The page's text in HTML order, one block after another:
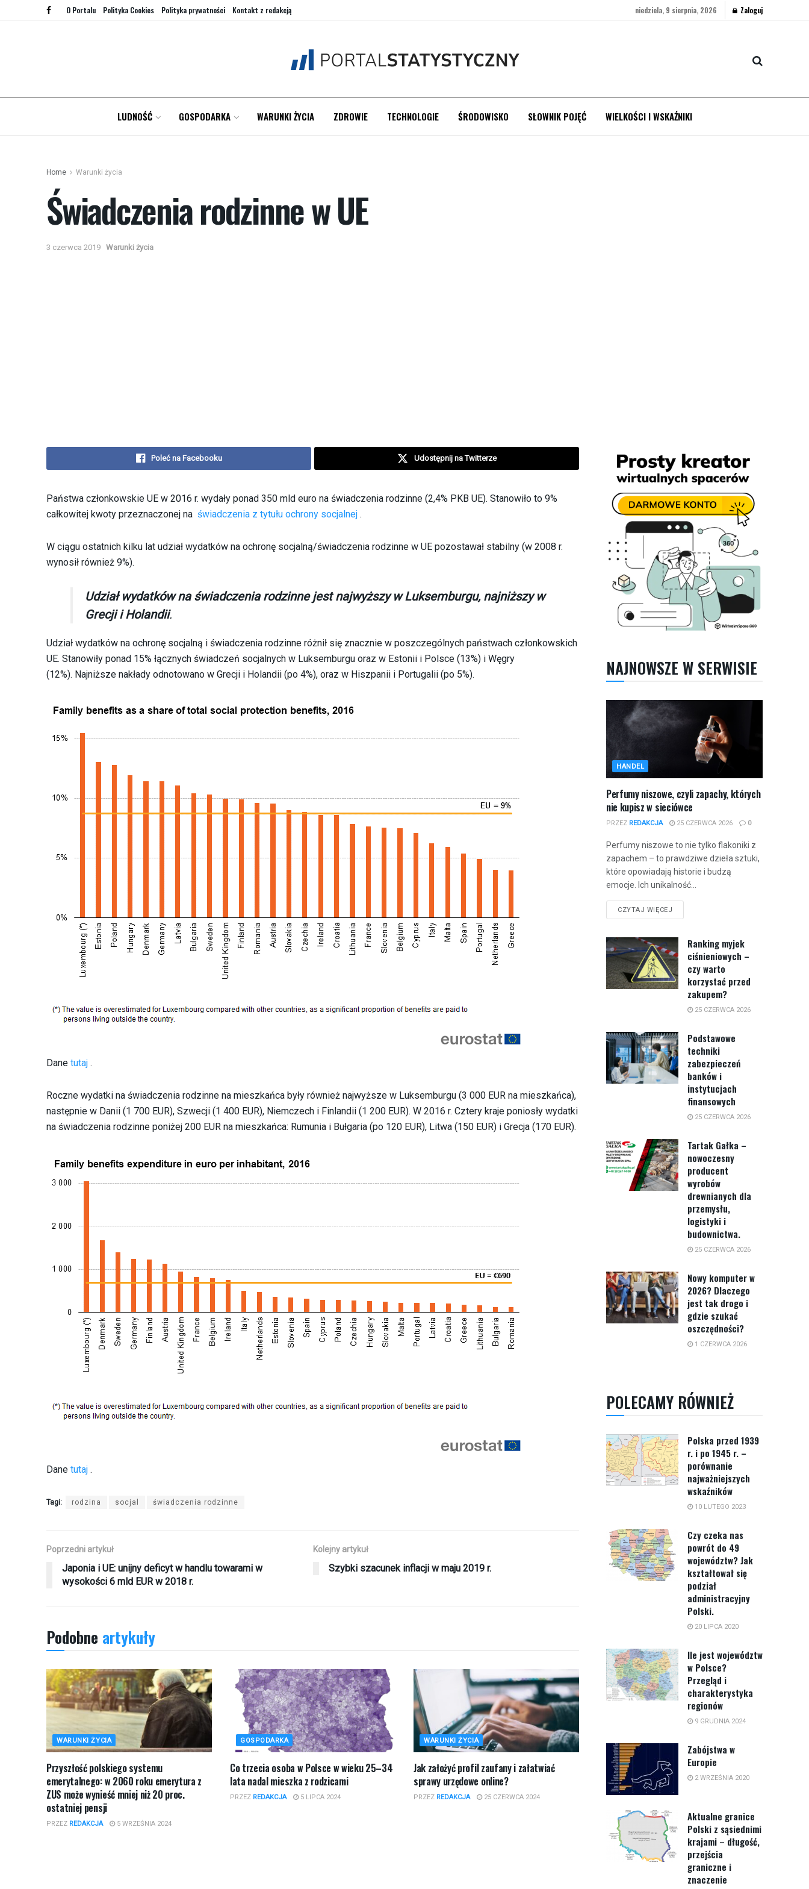
O Portalu Polityka Cookies Polityka prywatności Kontakt z redakcją niedziela, 9 sierpnia, 2026 Zaloguj
LUDNOŚĆ GOSPODARKA WARUNKI ŻYCIA ZDROWIE TECHNOLOGIE ŚRODOWISKO SŁOWNIK POJĘĆ WIELKOŚCI I WSKAŹNIKI
Home Warunki życia
Świadczenia rodzinne w UE
3 czerwca 2019 Warunki życia
Poleć na Facebooku Udostępnij na Twitterze
Państwa członkowskie UE w 2016 r. wydały ponad 350 mld euro na świadczenia rodzinne (2,4% PKB UE). Stanowiło to 9%
całkowitej kwoty przeznaczonej na świadczenia z tytułu ochrony socjalnej .
W ciągu ostatnich kilku lat udział wydatków na ochronę socjalną/świadczenia rodzinne w UE pozostawał stabilny (w 2008 r.
wynosił również 9%).
Udział wydatków na świadczenia rodzinne jestnajwyższy w Luksemburgu, najniższy w
Grecji i Holandii.
Udział wydatków na ochronę socjalną i świadczenia rodzinne różnił się znacznie w poszczególnych państwach członkowskich
UE. Stanowiły ponad 15% łącznych świadczeń socjalnych w Luksemburgu oraz w Estonii i Polsce (13%) i Węgry
(12%). Najniższe nakłady odnotowano w Grecji i Holandii (po 4%), oraz w Hiszpanii i Portugalii (po 5%).
Dane tutaj .
Roczne wydatki na świadczenia rodzinne na mieszkańca były również najwyższe w Luksemburgu (3 000 EUR na mieszkańca),
następnie w Danii (1 700 EUR), Szwecji (1 400 EUR), Niemczech i Finlandii (1 200 EUR). W 2016 r. Cztery kraje poniosły wydatki
na świadczenia rodzinne poniżej 200 EUR na mieszkańca: Rumunia i Bułgaria (po 120 EUR), Litwa (150 EUR) i Grecja (170 EUR).
Dane tutaj .
Tagi: rodzina socjal świadczenia rodzinne
Poprzedni artykuł
Japonia i UE: unijny deficyt w handlu towarami w
wysokości 6 mld EUR w 2018 r.
Kolejny artykuł
Szybki szacunek inflacji w maju 2019 r.
Podobne artykuły
WARUNKI ŻYCIA
Przyszłość polskiego systemu
emerytalnego: w 2060 roku emerytura z
ZUS może wynieść mniej niż 20 proc.
ostatniej pensji
PRZEZ REDAKCJA 5 WRZEŚNIA 2024
GOSPODARKA
Co trzecia osoba w Polsce w wieku 25–34
lata nadal mieszka z rodzicami
PRZEZ REDAKCJA 5 LIPCA 2024
WARUNKI ŻYCIA
Jak założyć profil zaufany i załatwiać
sprawy urzędowe online?
PRZEZ REDAKCJA 25 CZERWCA 2024
NAJNOWSZE W SERWISIE
HANDEL
Perfumy niszowe, czyli zapachy, których
nie kupisz w sieciówce
PRZEZ REDAKCJA 25 CZERWCA 2026 0
Perfumy niszowe to nie tylko flakoniki z
zapachem – to prawdziwe dzieła sztuki,
które opowiadają historie i budzą
emocje. Ich unikalność...
CZYTAJ WIĘCEJ
Ranking myjek
ciśnieniowych –
czy warto
korzystać przed
zakupem?
25 CZERWCA 2026
Podstawowe
techniki
zabezpieczeń
banków i
instytucjach
finansowych
25 CZERWCA 2026
Tartak Gałka –
nowoczesny
producent
wyrobów
drewnianych dla
przemysłu,
logistyki i
budownictwa.
25 CZERWCA 2026
Nowy komputer w
2026? Dlaczego
jest tak drogo i
gdzie szukać
oszczędności?
1 CZERWCA 2026
POLECAMY RÓWNIEŻ
Polska przed 1939
r. i po 1945 r. –
porównanie
najważniejszych
wskaźników
10 LUTEGO 2023
Czy czeka nas
powrót do 49
województw? Jak
kształtował się
podział
administracyjny
Polski.
20 LIPCA 2020
Ile jest województw
w Polsce?
Przegląd i
charakterystyka
regionów
9 GRUDNIA 2024
Zabójstwa w
Europie
2 WRZEŚNIA 2020
Aktualne granice
Polski z sąsiednimi
krajami – długość,
przejścia
graniczne i
znaczenie